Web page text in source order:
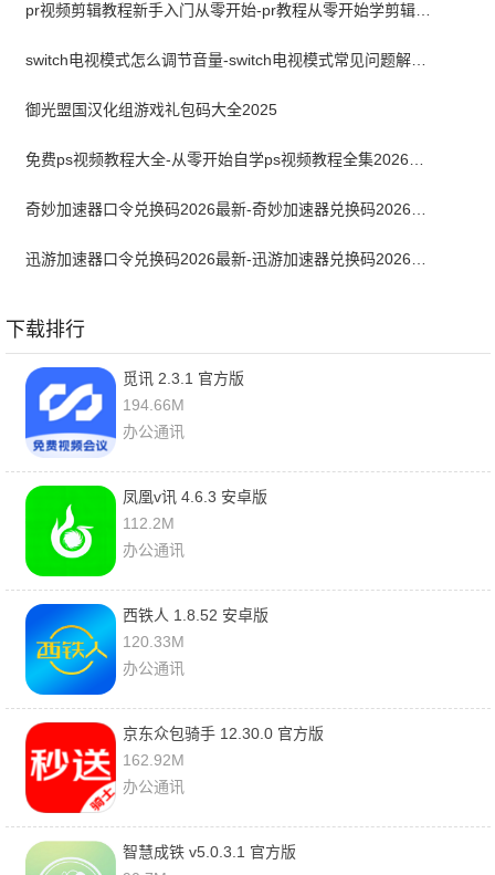
pr视频剪辑教程新手入门从零开始-pr教程从零开始学剪辑全集免费
switch电视模式怎么调节音量-switch电视模式常见问题解决方案
御光盟国汉化组游戏礼包码大全2025
下载排行
觅讯 2.3.1 官方版
194.66M
办公通讯
凤凰v讯 4.6.3 安卓版
112.2M
办公通讯
西铁人 1.8.52 安卓版
120.33M
办公通讯
京东众包骑手 12.30.0 官方版
162.92M
办公通讯
智慧成铁 v5.0.3.1 官方版